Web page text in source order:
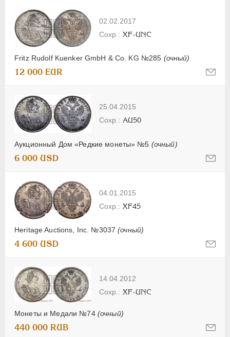
02.02.2017
Fritz Rudolf Kuenker GmbH & Co. KG №285 (очный)
XF-UNC
12 000 EUR
25.04.2015
Аукционный Дом «Редкие монеты» №5 (очный)
AU50
6 000 USD
04.01.2015
Heritage Auctions, Inc. №3037(очный)
XF45
4 600 USD
14.04.2012
Монеты и Медали №74 (очный)
XF-UNC
440 000 RUB